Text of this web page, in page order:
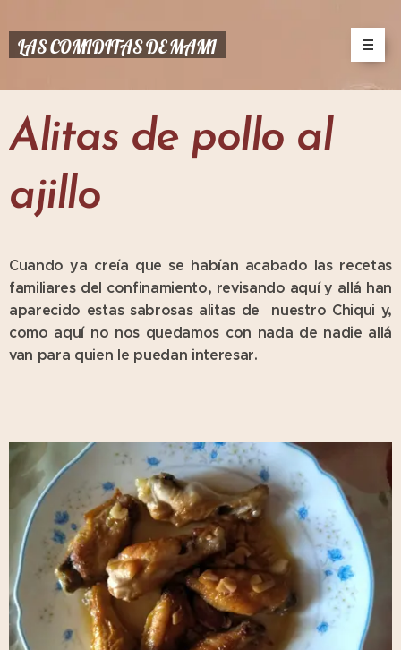
LAS COMIDITAS DE MAMI
Alitas de pollo al
ajillo
Cuando ya creía que se habían acabado las recetas
familiares del confinamiento, revisando aquí y allá han
aparecido estas sabrosas alitas de nuestro Chiqui y,
como aquí no nos quedamos con nada de nadie allá
van para quien le puedan interesar.